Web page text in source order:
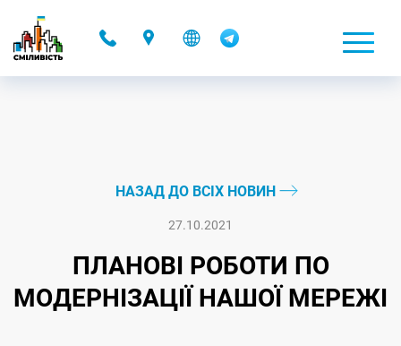
НАЗАД ДО ВСІХ НОВИН
27.10.2021
ПЛАНОВІ РОБОТИ ПО
МОДЕРНІЗАЦІЇ НАШОЇ МЕРЕЖІ